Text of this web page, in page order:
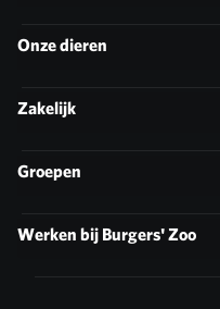
Onze dieren
Zakelijk
Groepen
Werken bij Burgers' Zoo